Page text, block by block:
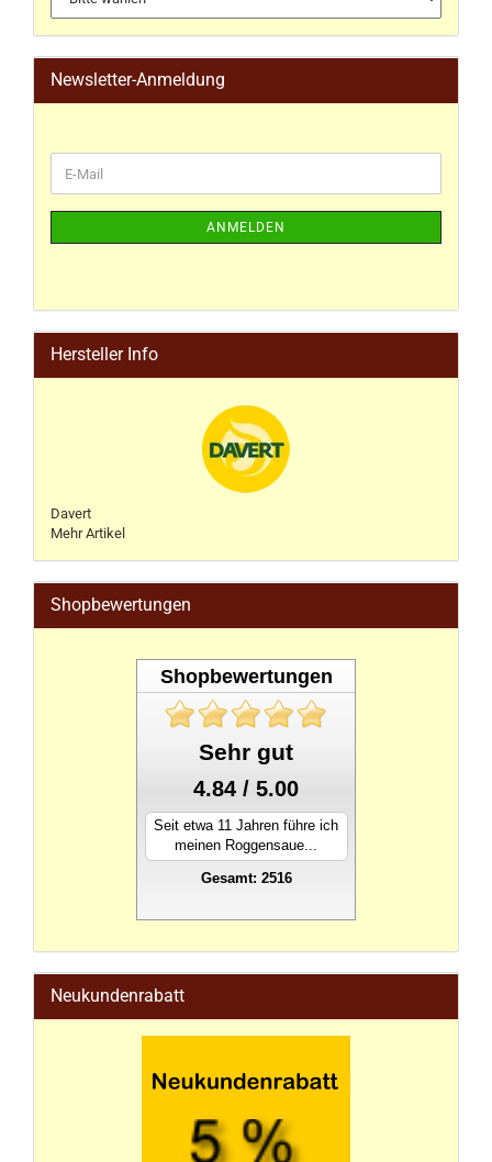
Newsletter-Anmeldung
ANMELDEN
Hersteller Info
Davert
Mehr Artikel
Shopbewertungen
Shopbewertungen
Sehr gut
4.84 / 5.00
Seit etwa 11 Jahren führe ich
meinen Roggensaue...
Gesamt: 2516
Neukundenrabatt